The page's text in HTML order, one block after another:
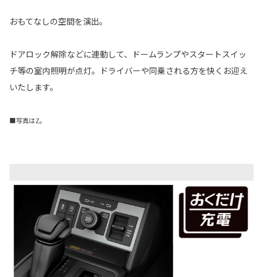
おもてなしの空間を演出。
ドアロック解除などに連動して、ドームランプやスタートスイッ
チ等の室内照明が点灯。ドライバーや同乗される方を快くお迎え
いたします。
■写真はZ。